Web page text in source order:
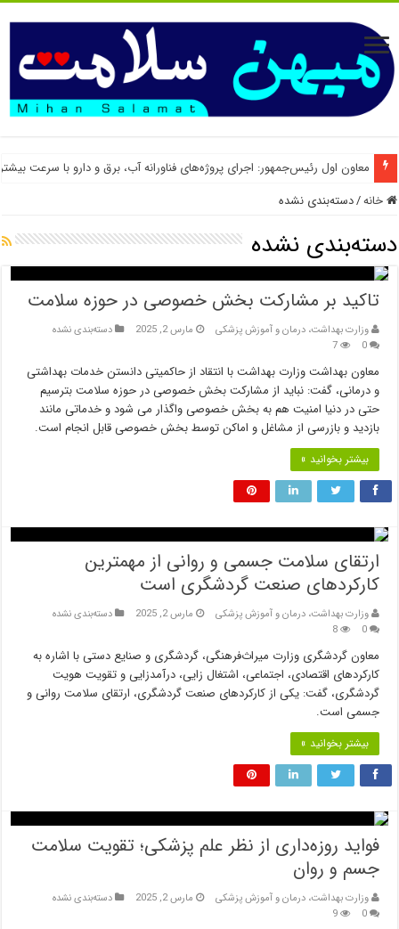
معاون اول رئیس‌جمهور: اجرای پروژه‌های فناورانه آب، برق و دارو با سرعت
مهم ترین مانع جذب نیروهای متخصص در صنعت داروسازی کشور
خانه/دسته‌بندی نشده
دسته‌بندی نشده
تاکید بر مشارکت بخش خصوصی در حوزه سلامت
وزارت بهداشت، درمان و آموزش پزشکی مارس 2, 2025
دسته‌بندی نشده
0
7
معاون بهداشت وزارت بهداشت با انتقاد از حاکمیتی دانستن خدمات بهداشتی
و درمانی، گفت: نباید از مشارکت بخش خصوصی در حوزه سلامت بترسیم
حتی در دنیا امنیت هم به بخش خصوصی واگذار می شود و خدماتی مانند
بازدید و بازرسی از مشاغل و اماکن توسط بخش خصوصی قابل انجام است.
بیشتر بخوانید »
ارتقای سلامت جسمی و روانی از مهمترین
کارکردهای صنعت گردشگری است
وزارت بهداشت، درمان و آموزش پزشکی مارس 2, 2025
دسته‌بندی نشده
0
8
معاون گردشگری وزارت میراث‌فرهنگی، گردشگری و صنایع دستی با اشاره به
کارکردهای اقتصادی، اجتماعی، اشتغال زایی، درآمدزایی و تقویت هویت
گردشگری، گفت: یکی از کارکردهای صنعت گردشگری، ارتقای سلامت روانی و
جسمی است.
بیشتر بخوانید »
فواید روزه‌داری از نظر علم پزشکی؛ تقویت سلامت
جسم و روان
وزارت بهداشت، درمان و آموزش پزشکی مارس 2, 2025
دسته‌بندی نشده
0
9